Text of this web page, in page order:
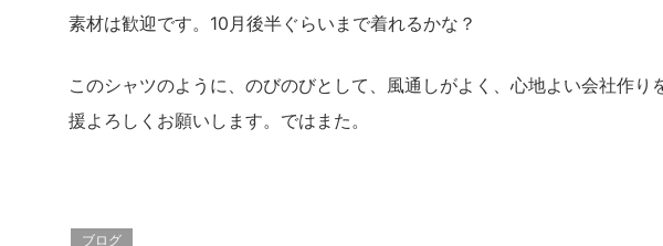
素材は歓迎です。10月後半ぐらいまで着れるかな？
このシャツのように、のびのびとして、風通しがよく、心地よい会社作
援よろしくお願いします。ではまた。
ブログ